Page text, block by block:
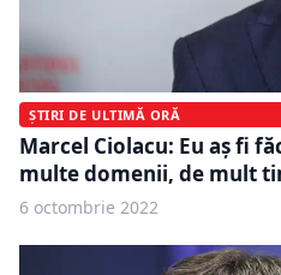
ȘTIRI DE ULTIMĂ ORĂ
Marcel Ciolacu: Eu aş fi
multe domenii, de mult
6 octombrie 2022